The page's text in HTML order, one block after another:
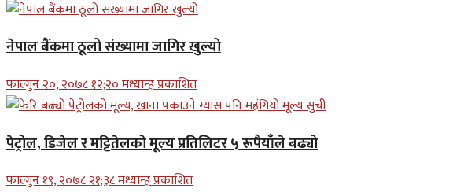
नेपाल बैंकमा ठूलो संख्यामा जागिर खुल्यो
फाल्गुन २०, २०७८ १२;२० मध्यान्ह प्रकाशित
पेट्रोल, डिजेल र मट्टितेलको मूल्य प्रतिलिटर ५ रूपैयाँले बढ्यो
फाल्गुन १९, २०७८ २१;३८ मध्यान्ह प्रकाशित